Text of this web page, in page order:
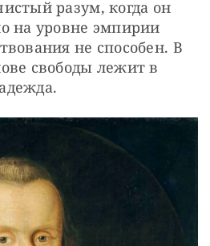
разум, когда он
на уровне эмпирии
не способен. В
свободы лежит в